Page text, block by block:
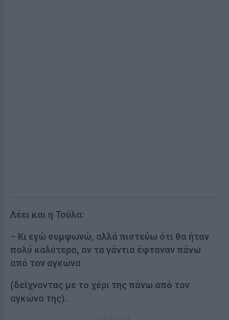
Λέει και η Τούλα:
– Κι εγώ συμφωνώ, αλλά πιστεύω ότι θα ήταν
πολύ καλύτερα, αν τα γάντια έφταναν πάνω
από τον αγκώνα
(δείχνοντας με το χέρι της πάνω από τον
αγκώνα της).